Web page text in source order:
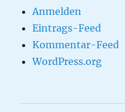
Anmelden
Eintrags-Feed
Kommentar-Feed
WordPress.org